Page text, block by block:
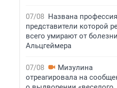
07/08 Названа
представители которой
всего умирают от болезни
Альцгеймера
07/08
Мизулина
отреагировала на